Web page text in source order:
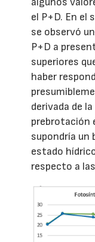
el P+D. En el
se observó
P+D a
superiores
haber
derivada de
prebrotación
supondría un
estado
respecto a